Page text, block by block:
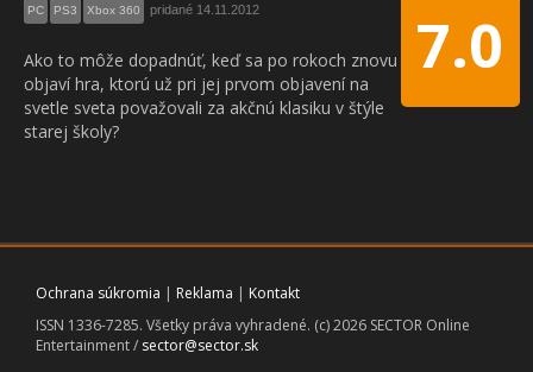
7.0
PC PS3 Xbox 360 pridané 14.11.2012
Ako to môže dopadnúť, keď sa po rokoch znovu
objaví hra, ktorú už pri jej prvom objavení na
svetle sveta považovali za akčnú klasiku v štýle
starej školy?
Ochrana súkromia | Reklama | Kontakt
ISSN 1336-7285. Všetky práva vyhradené. (c) 2026 SECTOR Online
Entertainment / sector@sector.sk